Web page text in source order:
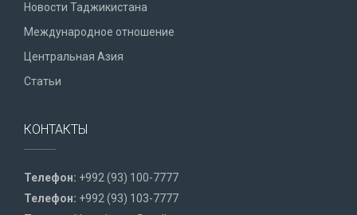
Новости Таджикистана
Международное отношение
Центральная Азия
Статьи
КОНТАКТЫ
Телефон: +992 (93) 100-7777
Телефон: +992 (93) 103-7777